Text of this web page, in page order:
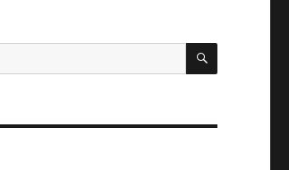
搜